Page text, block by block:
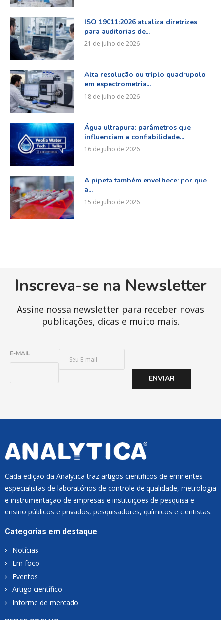
ISO 19011:2026 atualiza diretrizes
para auditorias de...
21 de julho de 2026
Alta resolução ou triplo quadrupolo
em espectrometria...
18 de julho de 2026
Água ultrapura: parâmetros que
influenciam a confiabilidade...
16 de julho de 2026
A pipeta também envelhece: por que
a...
15 de julho de 2026
Inscreva-se na Newsletter
Assine nossa newsletter para receber novas
publicações, dicas e muito mais.
E-MAIL
ENVIAR
Cada edição da Analytica traz artigos científicos de eminentes
especialistas de laboratórios de controle de qualidade, metrologia
e instrumentação de empresas e instituições de pesquisa e
ensino públicos e privados, pesquisadores, químicos e cientistas.
Categorias em destaque
Notícias
Em foco
Eventos
Artigo científico
Informe de mercado